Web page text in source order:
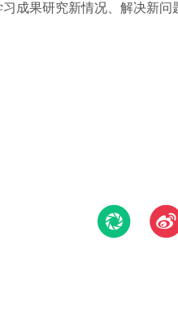
成果研究新情况、解决新